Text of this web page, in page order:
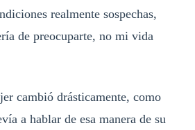
realmente sospechas,
de preocuparte, no mi vida
cambió drásticamente, como
a hablar de esa manera de su